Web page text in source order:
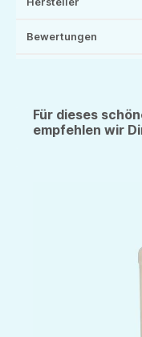
Bewertungen
Für dieses
empfehlen wir